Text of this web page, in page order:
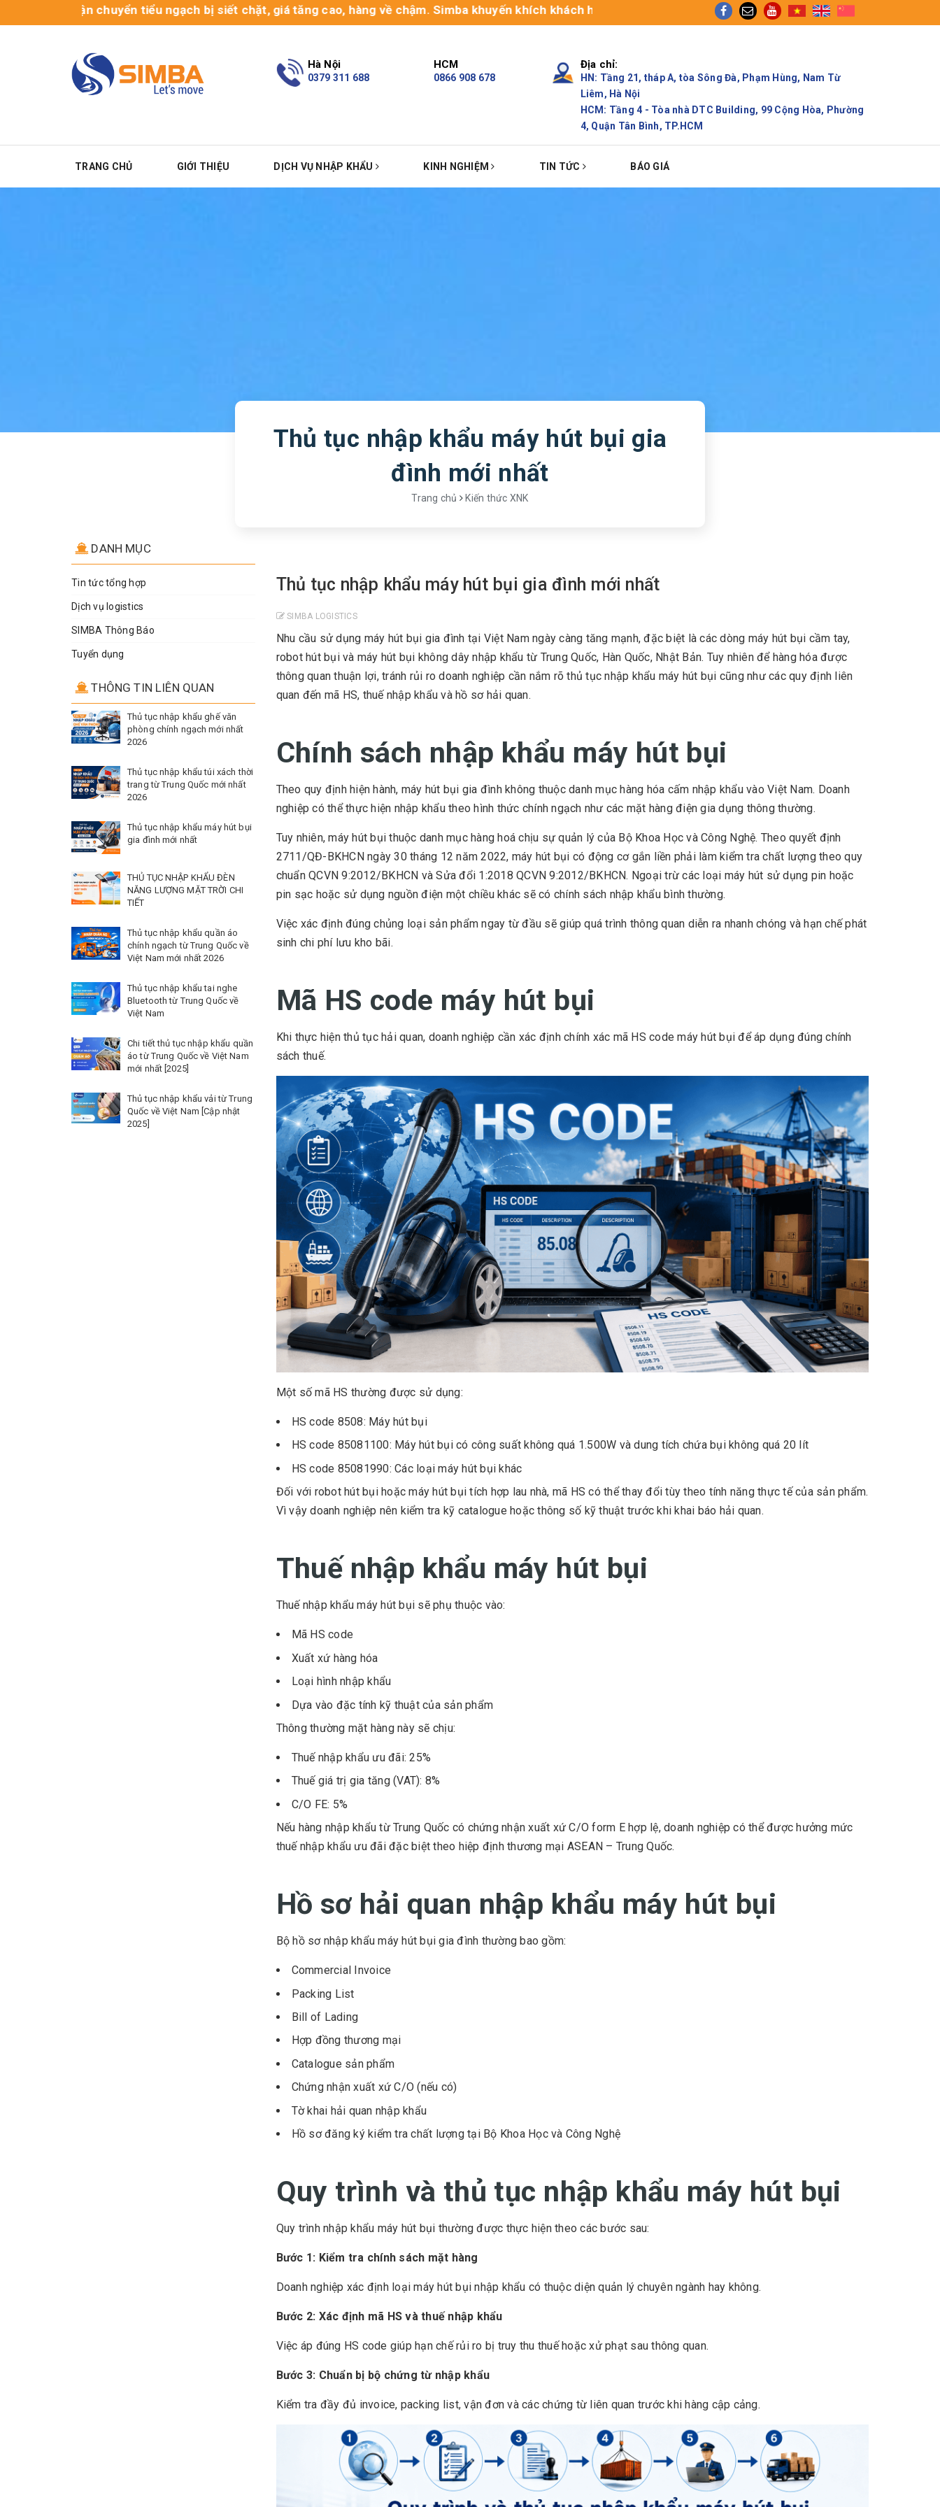
Vận chuyển tiểu ngạch bị siết chặt, giá tăng cao, hàng về chậm. Simba khuyến khích khách hàng sử dụng dịch vụ Gom cont chính ngạch để tối ưu thời gian và chi phí!
Hà Nội
0379 311 688
HCM
0866 908 678
Địa chỉ:
HN: Tầng 21, tháp A, tòa Sông Đà, Phạm Hùng, Nam Từ
Liêm, Hà Nội
HCM: Tầng 4 - Tòa nhà DTC Building, 99 Cộng Hòa, Phường
4, Quận Tân Bình, TP.HCM
TRANG CHỦ GIỚI THIỆU DỊCH VỤ NHẬP KHẨU KINH NGHIỆM TIN TỨC BÁO GIÁ
Thủ tục nhập khẩu máy hút bụi gia
đình mới nhất
Trang chủ Kiến thức XNK
Thủ tục nhập khẩu máy hút bụi gia đình mới nhất
SIMBA LOGISTICS
Nhu cầu sử dụng máy hút bụi gia đình tại Việt Nam ngày càng tăng mạnh, đặc biệt là các dòng máy hút bụi cầm tay,
robot hút bụi và máy hút bụi không dây nhập khẩu từ Trung Quốc, Hàn Quốc, Nhật Bản. Tuy nhiên để hàng hóa được
thông quan thuận lợi, tránh rủi ro doanh nghiệp cần nắm rõ thủ tục nhập khẩu máy hút bụi cũng như các quy định liên
quan đến mã HS, thuế nhập khẩu và hồ sơ hải quan.
Chính sách nhập khẩu máy hút bụi
Theo quy định hiện hành, máy hút bụi gia đình không thuộc danh mục hàng hóa cấm nhập khẩu vào Việt Nam. Doanh
nghiệp có thể thực hiện nhập khẩu theo hình thức chính ngạch như các mặt hàng điện gia dụng thông thường.
Tuy nhiên, máy hút bụi thuộc danh mục hàng hoá chịu sự quản lý của Bộ Khoa Học và Công Nghệ. Theo quyết định
2711/QĐ-BKHCN ngày 30 tháng 12 năm 2022, máy hút bụi có động cơ gắn liền phải làm kiểm tra chất lượng theo quy
chuẩn QCVN 9:2012/BKHCN và Sửa đổi 1:2018 QCVN 9:2012/BKHCN. Ngoại trừ các loại máy hút sử dụng pin hoặc
pin sạc hoặc sử dụng nguồn điện một chiều khác sẽ có chính sách nhập khẩu bình thường.
Việc xác định đúng chủng loại sản phẩm ngay từ đầu sẽ giúp quá trình thông quan diễn ra nhanh chóng và hạn chế phát
sinh chi phí lưu kho bãi.
Mã HS code máy hút bụi
Khi thực hiện thủ tục hải quan, doanh nghiệp cần xác định chính xác mã HS code máy hút bụi để áp dụng đúng chính
sách thuế.
Một số mã HS thường được sử dụng:
HS code 8508: Máy hút bụi
HS code 85081100: Máy hút bụi có công suất không quá 1.500W và dung tích chứa bụi không quá 20 lít
HS code 85081990: Các loại máy hút bụi khác
Đối với robot hút bụi hoặc máy hút bụi tích hợp lau nhà, mã HS có thể thay đổi tùy theo tính năng thực tế của sản phẩm.
Vì vậy doanh nghiệp nên kiểm tra kỹ catalogue hoặc thông số kỹ thuật trước khi khai báo hải quan.
Thuế nhập khẩu máy hút bụi
Thuế nhập khẩu máy hút bụi sẽ phụ thuộc vào:
Mã HS code
Xuất xứ hàng hóa
Loại hình nhập khẩu
Dựa vào đặc tính kỹ thuật của sản phẩm
Thông thường mặt hàng này sẽ chịu:
Thuế nhập khẩu ưu đãi: 25%
Thuế giá trị gia tăng (VAT): 8%
C/O FE: 5%
Nếu hàng nhập khẩu từ Trung Quốc có chứng nhận xuất xứ C/O form E hợp lệ, doanh nghiệp có thể được hưởng mức
thuế nhập khẩu ưu đãi đặc biệt theo hiệp định thương mại ASEAN – Trung Quốc.
Hồ sơ hải quan nhập khẩu máy hút bụi
Bộ hồ sơ nhập khẩu máy hút bụi gia đình thường bao gồm:
Commercial Invoice
Packing List
Bill of Lading
Hợp đồng thương mại
Catalogue sản phẩm
Chứng nhận xuất xứ C/O (nếu có)
Tờ khai hải quan nhập khẩu
Hồ sơ đăng ký kiểm tra chất lượng tại Bộ Khoa Học và Công Nghệ
Quy trình và thủ tục nhập khẩu máy hút bụi
Quy trình nhập khẩu máy hút bụi thường được thực hiện theo các bước sau:
Bước 1: Kiểm tra chính sách mặt hàng
Doanh nghiệp xác định loại máy hút bụi nhập khẩu có thuộc diện quản lý chuyên ngành hay không.
Bước 2: Xác định mã HS và thuế nhập khẩu
Việc áp đúng HS code giúp hạn chế rủi ro bị truy thu thuế hoặc xử phạt sau thông quan.
Bước 3: Chuẩn bị bộ chứng từ nhập khẩu
Kiểm tra đầy đủ invoice, packing list, vận đơn và các chứng từ liên quan trước khi hàng cập cảng.
DANH MỤC
Tin tức tổng hợp
Dịch vụ logistics
SIMBA Thông Báo
Tuyển dụng
THÔNG TIN LIÊN QUAN
Thủ tục nhập khẩu ghế văn
phòng chính ngạch mới nhất
2026
Thủ tục nhập khẩu túi xách thời
trang từ Trung Quốc mới nhất
2026
Thủ tục nhập khẩu máy hút bụi
gia đình mới nhất
THỦ TỤC NHẬP KHẨU ĐÈN
NĂNG LƯỢNG MẶT TRỜI CHI
TIẾT
Thủ tục nhập khẩu quần áo
chính ngạch từ Trung Quốc về
Việt Nam mới nhất 2026
Thủ tục nhập khẩu tai nghe
Bluetooth từ Trung Quốc về
Việt Nam
Chi tiết thủ tục nhập khẩu quần
áo từ Trung Quốc về Việt Nam
mới nhất [2025]
Thủ tục nhập khẩu vải từ Trung
Quốc về Việt Nam [Cập nhật
2025]